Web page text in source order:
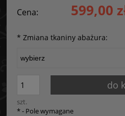
Cena:
599,00
* Zmiana tkaniny abażura:
szt.
do
*- Pole wymagane